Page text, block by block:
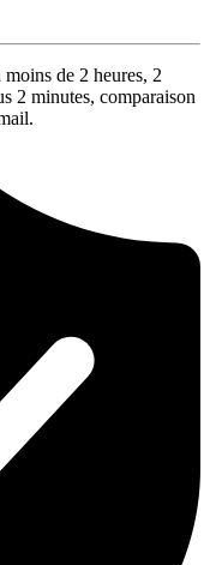
de 2 heures, 2
2 minutes, comparaison